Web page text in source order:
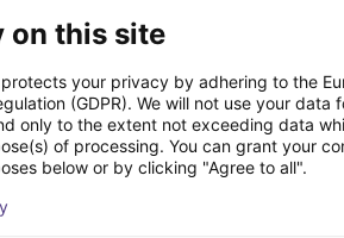
di Effecto
on this site
your privacy by adhering to the
(GDPR). We will not use your
only to the extent not exceeding data
of processing. You can grant your
below or by clicking "Agree to all".